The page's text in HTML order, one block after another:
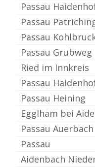
Passau
Passau
Passau
Passau Grubweg
Ried im Innkreis
Passau
Passau Heining
Egglham bei
Passau Auerbach
Passau
Aidenbach